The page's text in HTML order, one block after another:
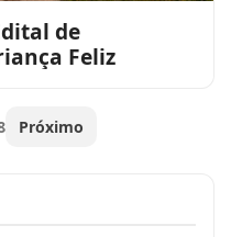
de
Feliz
Próximo